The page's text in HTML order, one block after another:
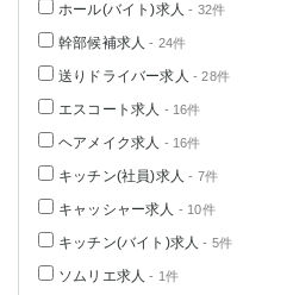
ホール(バイト)求人 - 32件
幹部候補求人 - 24件
送りドライバー求人 - 28件
エスコート求人 - 16件
ヘアメイク求人 - 16件
キッチン(社員)求人 - 7件
キャッシャー求人 - 10件
キッチン(バイト)求人 - 5件
ソムリエ求人 - 1件